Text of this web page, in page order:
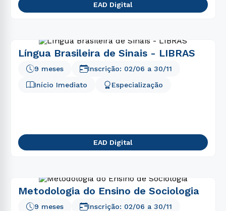
EAD Digital
Língua Brasileira de Sinais - LIBRAS
Início Imediato Especialização
9 meses Inscrição: 02/06 a 30/11
EAD Digital
Metodologia do Ensino de Sociologia
9 meses Inscrição: 02/06 a 30/11